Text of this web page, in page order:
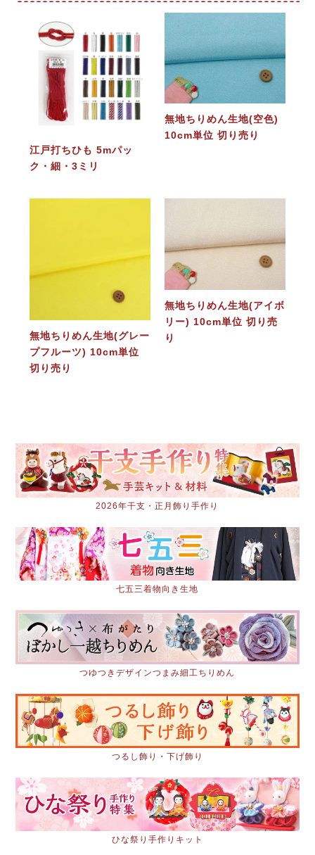
江戸打ちひも 5mパッ
ク・細・3ミリ
無地ちりめん生地(空色)
10cm単位 切り売り
無地ちりめん生地(グレー
プフルーツ) 10cm単位
切り売り
無地ちりめん生地(アイボ
リー) 10cm単位 切り売
り
2026年干支・正月飾り手作り
七五三着物向き生地
つゆつきデザインつまみ細工ちりめん
つるし飾り・下げ飾り
ひな祭り手作りキット